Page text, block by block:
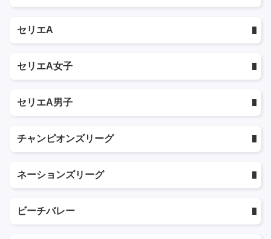
セリエA
セリエA女子
セリエA男子
チャンピオンズリーグ
ネーションズリーグ
ビーチバレー